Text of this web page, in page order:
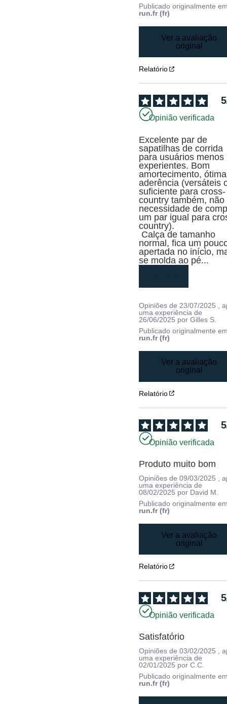
Publicado originalmente
run.fr (fr)
Ver a avaliação
original
Relatório
5
Opinião verificada
Excelente par de
sapatilhas de corrida
para usuários menos
experientes. Bom
amortecimento, ótima
aderência (versáteis
suficiente para cross-
country também, não
necessidade de
um par igual para
country).
normal, fica um
apertada no início,
se molda ao pé...
Opiniões de 23/07/2025
,
uma experiência de
26/06/2025 porGilles S.
Publicado originalmente
run.fr (fr)
Ver a avaliação
original
Relatório
5
Opinião verificada
Produto muito bom
Opiniões de09/03/2025
,
uma experiência de
08/02/2025 por David M.
Publicado originalmente
run.fr (fr)
Ver a avaliação
original
Relatório
5
Opinião verificada
Satisfatório
Opiniões de03/02/2025 ,
uma experiência de
02/01/2025 porC.C.
Publicado originalmente
run.fr (fr)